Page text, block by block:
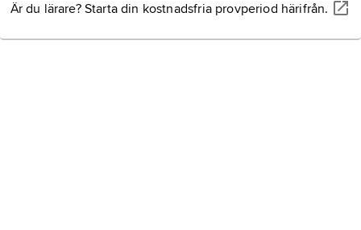
Är du lärare? Starta din kostnadsfria provperiod härifrån.